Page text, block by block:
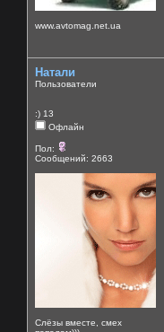
www.avtomag.net.ua
Натали
Пользователи
:) 13
Офлайн
Пол:
Сообщений: 2663
Слёзы вместе, смех